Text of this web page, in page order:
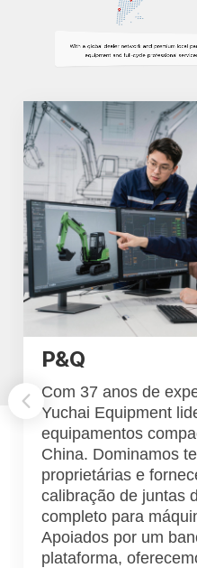
P&Q
Com 37 anos de
Yuchai Equipment
equipamentos
China. Dominamos
proprietárias e
calibração de juntas
completo para
Apoiados por um
plataforma,